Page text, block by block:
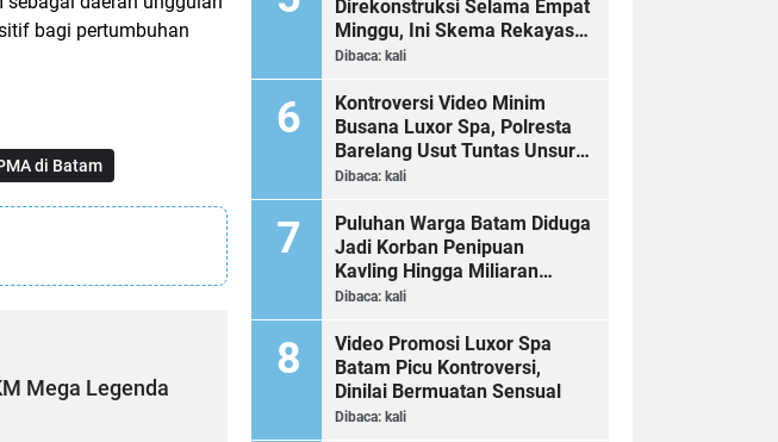
bagi pertumbuhan
di Batam
Mega Legenda
Direkonstruksi Selama Empat
Minggu, Ini Skema Rekayasa
Lalu Lintasnya
Dibaca: kali
Kontroversi Video Minim
Busana Luxor Spa, Polresta
Barelang Usut Tuntas Unsur
Pelanggaran Hukum
Dibaca: kali
Puluhan Warga Batam Diduga
Jadi Korban Penipuan
Kavling Hingga Miliaran
Rupiah, Laporan ke Polda
Dibaca: kali
Video Promosi Luxor Spa
Batam Picu Kontroversi,
Dinilai Bermuatan Sensual
Dibaca: kali